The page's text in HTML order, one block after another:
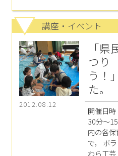
講座・イベント
2012.08.12
「
つり
う！
た。
開催日
30分～
内の各
で， ボ
わら工